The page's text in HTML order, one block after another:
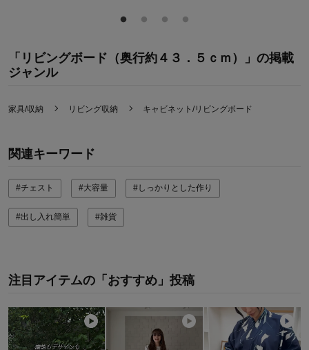
「リビングボード（奥行約４３．５ｃｍ）」の掲載
ジャンル
家具/収納 リビング収納 キャビネット/リビングボード
関連キーワード
#チェスト #大容量 #しっかりとした作り
#出し入れ簡単 #雑貨
注目アイテムの「おすすめ」投稿